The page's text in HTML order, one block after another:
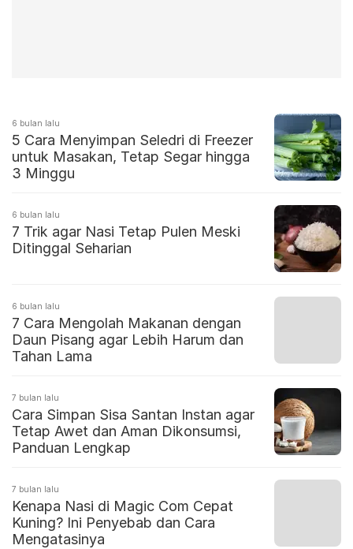
6 bulan lalu
5 Cara Menyimpan Seledri di Freezer
untuk Masakan, Tetap Segar hingga
3 Minggu
6 bulan lalu
7 Trik agar Nasi Tetap Pulen Meski
Ditinggal Seharian
6 bulan lalu
7 Cara Mengolah Makanan dengan
Daun Pisang agar Lebih Harum dan
Tahan Lama
7 bulan lalu
Cara Simpan Sisa Santan Instan agar
Tetap Awet dan Aman Dikonsumsi,
Panduan Lengkap
7 bulan lalu
Kenapa Nasi di Magic Com Cepat
Kuning? Ini Penyebab dan Cara
Mengatasinya